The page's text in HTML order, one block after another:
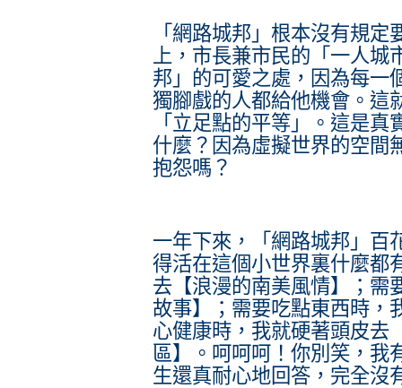
「網路城邦」根本沒有規
上，市長兼市民的「一人城
邦」的可愛之處，因為每一
獨腳戲的人都給他機會。這
「立足點的平等」。這是
什麼？因為虛擬世界的空間
抱怨嗎？
一年下來，「網路城邦」百
得活在這個小世界裏什麼都
去【浪漫的南美風情】；需
故事】；需要吃點東西時，
心健康時，我就硬著頭皮去
區】。呵呵呵！你別笑，我
生還真耐心地回答，完全沒